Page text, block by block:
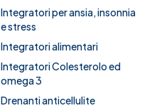
Integratori per ansia, insonnia
e stress
Integratori alimentari
Integratori Colesterolo ed
omega 3
Drenanti anticellulite